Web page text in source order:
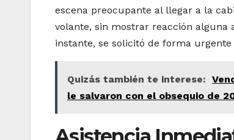
escena preocupante al llegar a la
volante, sin mostrar reacción alguna
instante, se solicitó de forma
Quizás también te interese:
le salvaron con el obsequio de